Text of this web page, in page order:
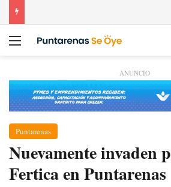
Menú
ANUNCIO
Puntarenas
Nuevamente invaden
Fertica en Puntarenas